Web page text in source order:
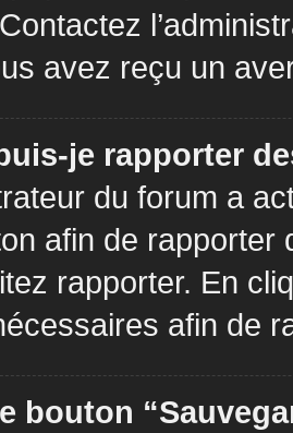
avez reçu un
je rapporter
du forum a
afin de
rapporter. En
afin de
bouton